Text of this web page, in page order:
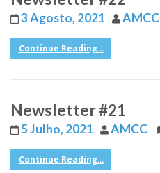
3 Agosto, 2021 AMCC
Continue Reading...
Newsletter #21
5 Julho, 2021 AMCC
Continue Reading...